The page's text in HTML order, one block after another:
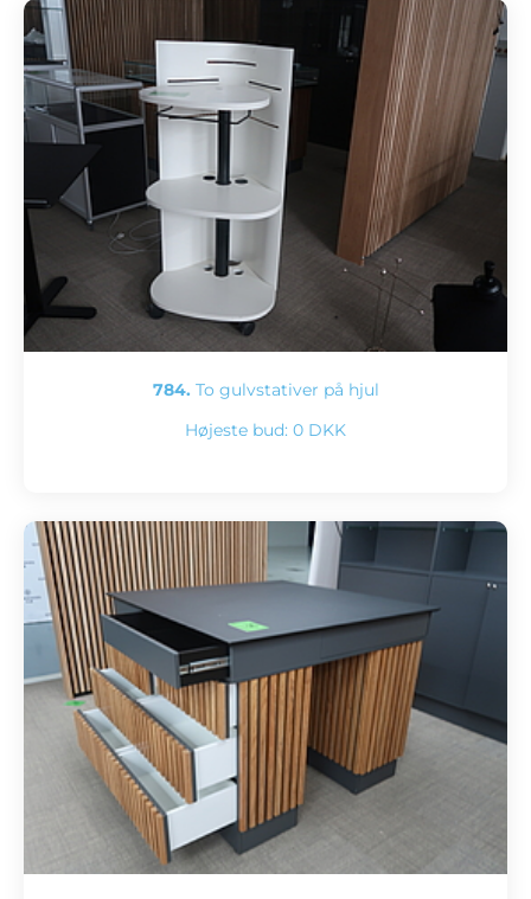
784. To gulvstativer på hjul
Højeste bud: 0 DKK